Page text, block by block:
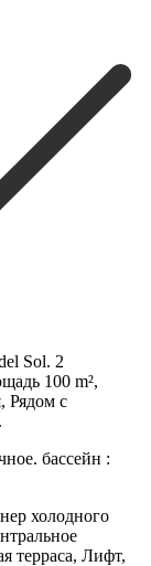
Sol. 2
100 m²,
Рядом с
бассейн :
холодного
терраса, Лифт,